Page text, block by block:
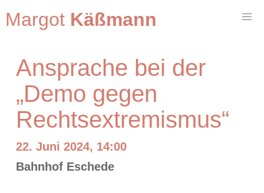
Margot Käßmann
Ansprache bei der
„Demo gegen
Rechtsextremismus“
22. Juni 2024, 14:00
Bahnhof Eschede